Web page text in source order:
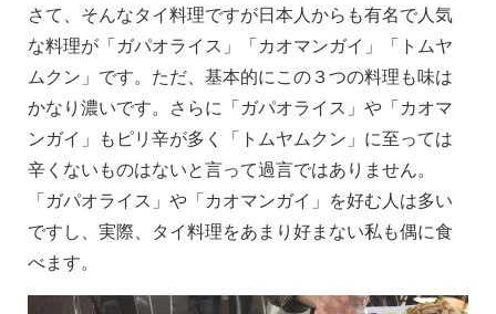
さて、そんなタイ料理ですが日本人からも有名で人気
な料理が「ガパオライス」「カオマンガイ」「トムヤ
ムクン」です。ただ、基本的にこの３つの料理も味は
かなり濃いです。さらに「ガパオライス」や「カオマ
ンガイ」もピリ辛が多く「トムヤムクン」に至っては
辛くないものはないと言って過言ではありません。
「ガパオライス」や「カオマンガイ」を好む人は多い
ですし、実際、タイ料理をあまり好まない私も偶に食
べます。